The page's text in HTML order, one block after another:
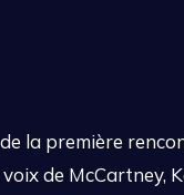
la première
de McCartney,